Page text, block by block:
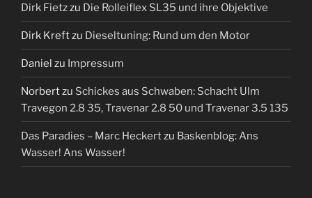
Dirk Fietzzu Die Rolleiflex SL35 und ihre Objektive
Dirk Kreftzu Dieseltuning: Rund um den Motor
Daniel zu Impressum
Norbertzu Schickes aus Schwaben: Schacht Ulm
Travegon 2.8 35, Travenar 2.8 50 und Travenar 3.5 135
Das Paradies – Marc Heckertzu Baskenblog: Ans
Wasser! Ans Wasser!